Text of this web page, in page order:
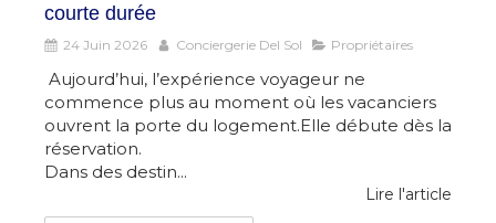
courte durée
24 Juin 2026 Conciergerie Del Sol Propriétaires
Aujourd’hui, l’expérience voyageur ne
commence plus au moment où les vacanciers
ouvrent la porte du logement.Elle débute dès la
réservation.
Dans des destin...
Lire l'article